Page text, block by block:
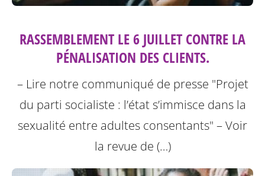
RASSEMBLEMENT LE 6 JUILLET CONTRE LA
PÉNALISATION DES CLIENTS.
– Lire notre communiqué de presse "Projet
du parti socialiste : l’état s’immisce dans la
sexualité entre adultes consentants" – Voir
la revue de (…)